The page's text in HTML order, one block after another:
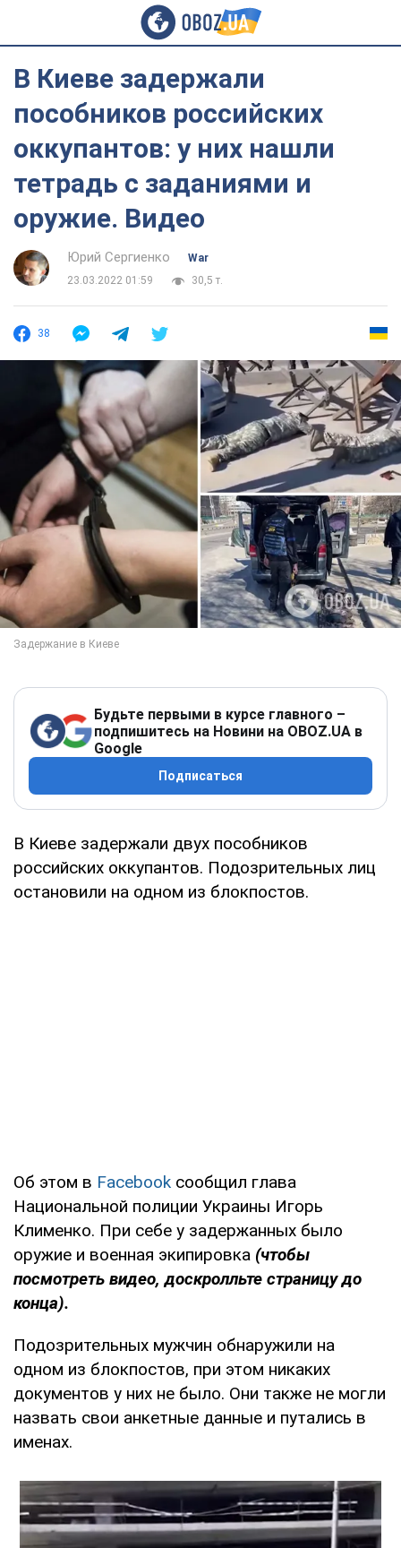
В Киеве задержали
пособников российских
оккупантов: у них нашли
тетрадь с заданиями и
оружие. Видео
Юрий Сергиенко
War
23.03.2022 01:59
30,5 т.
38
Будьте первыми в курсе главного –
подпишитесь на Новини на OBOZ.UA в
Google
Подписаться
В Киеве задержали двух пособников
российских оккупантов. Подозрительных лиц
остановили на одном из блокпостов.
Об этом в Facebook сообщил глава
Национальной полиции Украины Игорь
Клименко. При себе у задержанных было
оружие и военная экипировка (чтобы
посмотреть видео, доскролльте страницу до
конца).
Подозрительных мужчин обнаружили на
одном из блокпостов, при этом никаких
документов у них не было. Они также не могли
назвать свои анкетные данные и путались в
именах.